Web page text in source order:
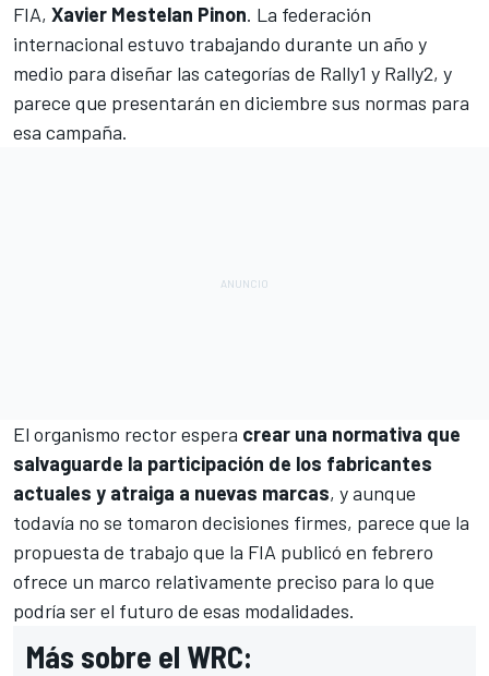
FIA, Xavier Mestelan Pinon. La federación
internacional estuvo trabajando durante un año y
medio para diseñar las categorías de Rally1 y Rally2, y
parece que presentarán en diciembre sus normas para
esa campaña.
El organismo rector espera crear una normativa que
salvaguarde la participación de los fabricantes
actuales y atraiga a nuevas marcas, y aunque
todavía no se tomaron decisiones firmes, parece que la
propuesta de trabajo que la FIA publicó en febrero
ofrece un marco relativamente preciso para lo que
podría ser el futuro de esas modalidades.
Más sobre el WRC: